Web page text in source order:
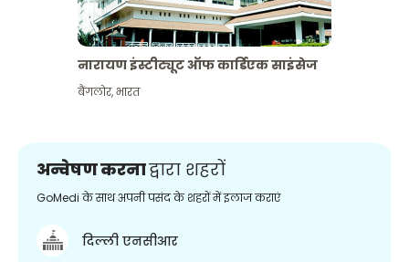
नारायण इंस्टीट्यूट ऑफ कार्डिएक साइंसेज
बैंगलोर,भारत
अन्वेषण करनाद्वारा शहरों
GoMedi के साथ अपनी पसंद के शहरों में इलाज कराएं
दिल्ली एनसीआर